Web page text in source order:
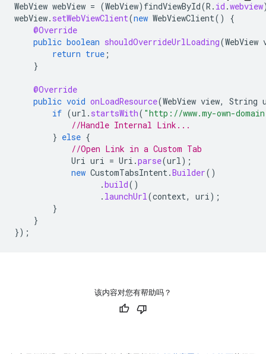
WebView webView = (WebView) findViewById(R . id .webview
webView. setWebViewClient(new WebViewClient()
{
@Override
public boolean shouldOverrideUrlLoading(WebView
return true ;
}
@Override
public void onLoadResource(WebView view, String
if (url . startsWith( "http://www.my-own-
//Handle Internal Link...
} else {
//Open Link in a Custom Tab
Uri uri = Uri .parse(url);
new CustomTabsIntent.Builder()
.build()
. launchUrl(context, uri);
}
}
});
该内容对您有帮助吗？